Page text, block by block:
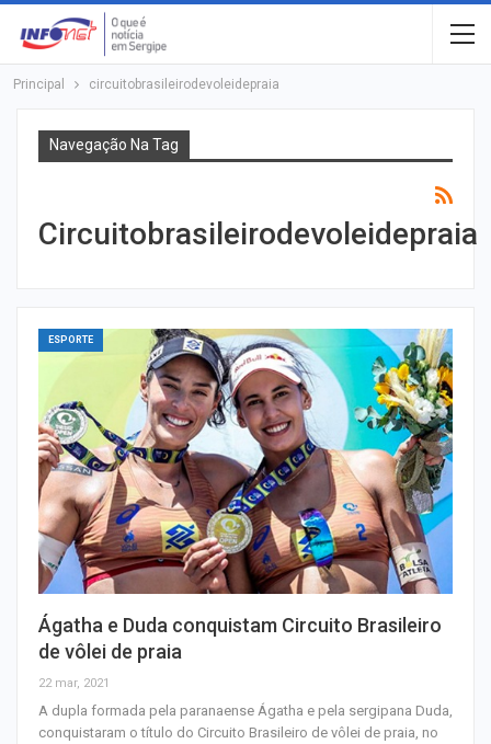
Principal circuitobrasileirodevoleidepraia
Navegação Na Tag
Circuitobrasileirodevoleidepraia
ESPORTE
Ágatha e Duda conquistam Circuito Brasileiro
de vôlei de praia
22 mar, 2021
A dupla formada pela paranaense Ágatha e pela sergipana Duda,
conquistaram o título do Circuito Brasileiro de vôlei de praia, no